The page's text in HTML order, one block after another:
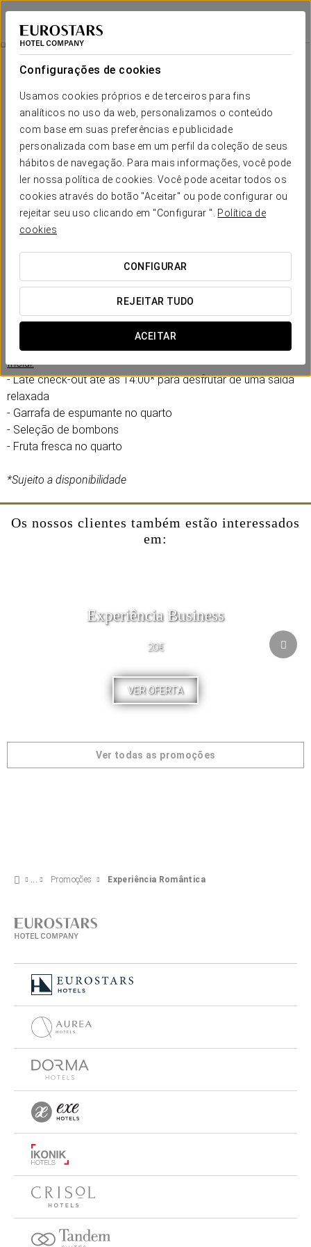
Configurações de cookies
Usamos cookies próprios e de terceiros para fins
analíticos no uso da web, personalizamos o conteúdo
com base em suas preferências e publicidade
personalizada com base em um perfil da coleção de seus
hábitos de navegação. Para mais informações, você pode
ler nossa política de cookies. Você pode aceitar todos os
cookies através do botão "Aceitar" ou pode configurar ou
rejeitar seu uso clicando em "Configurar ". Política de
cookies
CONFIGURAR
REJEITAR TUDO
ACEITAR
Eurostars Puerta Madrid
MADRID
Experiência Romântica
30€
Experiência Romântica
Detalhes para surpreender. Tudo preparado para que só
pensem em desfrutar do amor.
No Eurostars Puerta Madrid, criámos uma experiência
romântica pensada para partilhar com a sua cara-metade.
Inclui:
- Late check-out até às 14:00* para desfrutar de uma saída
relaxada
- Garrafa de espumante no quarto
- Seleção de bombons
- Fruta fresca no quarto
*Sujeito a disponibilidade
Os nossos clientes também estão interessados
em:
Experiência Business
20€
VER OFERTA
Ver todas as promoções
Promoções Experiência Romântica